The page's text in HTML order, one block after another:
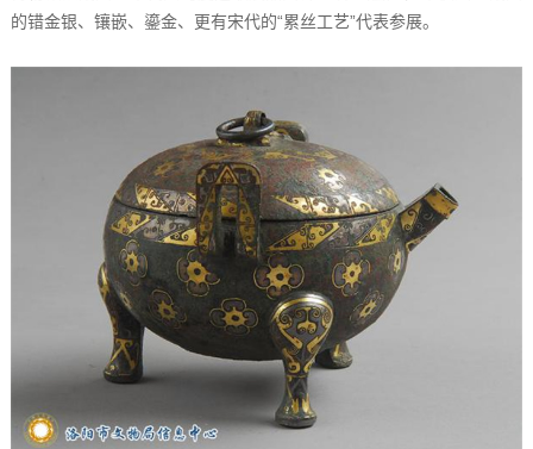
的错金银、镶嵌、鎏金、更有宋代的“累丝工艺”代表参展。